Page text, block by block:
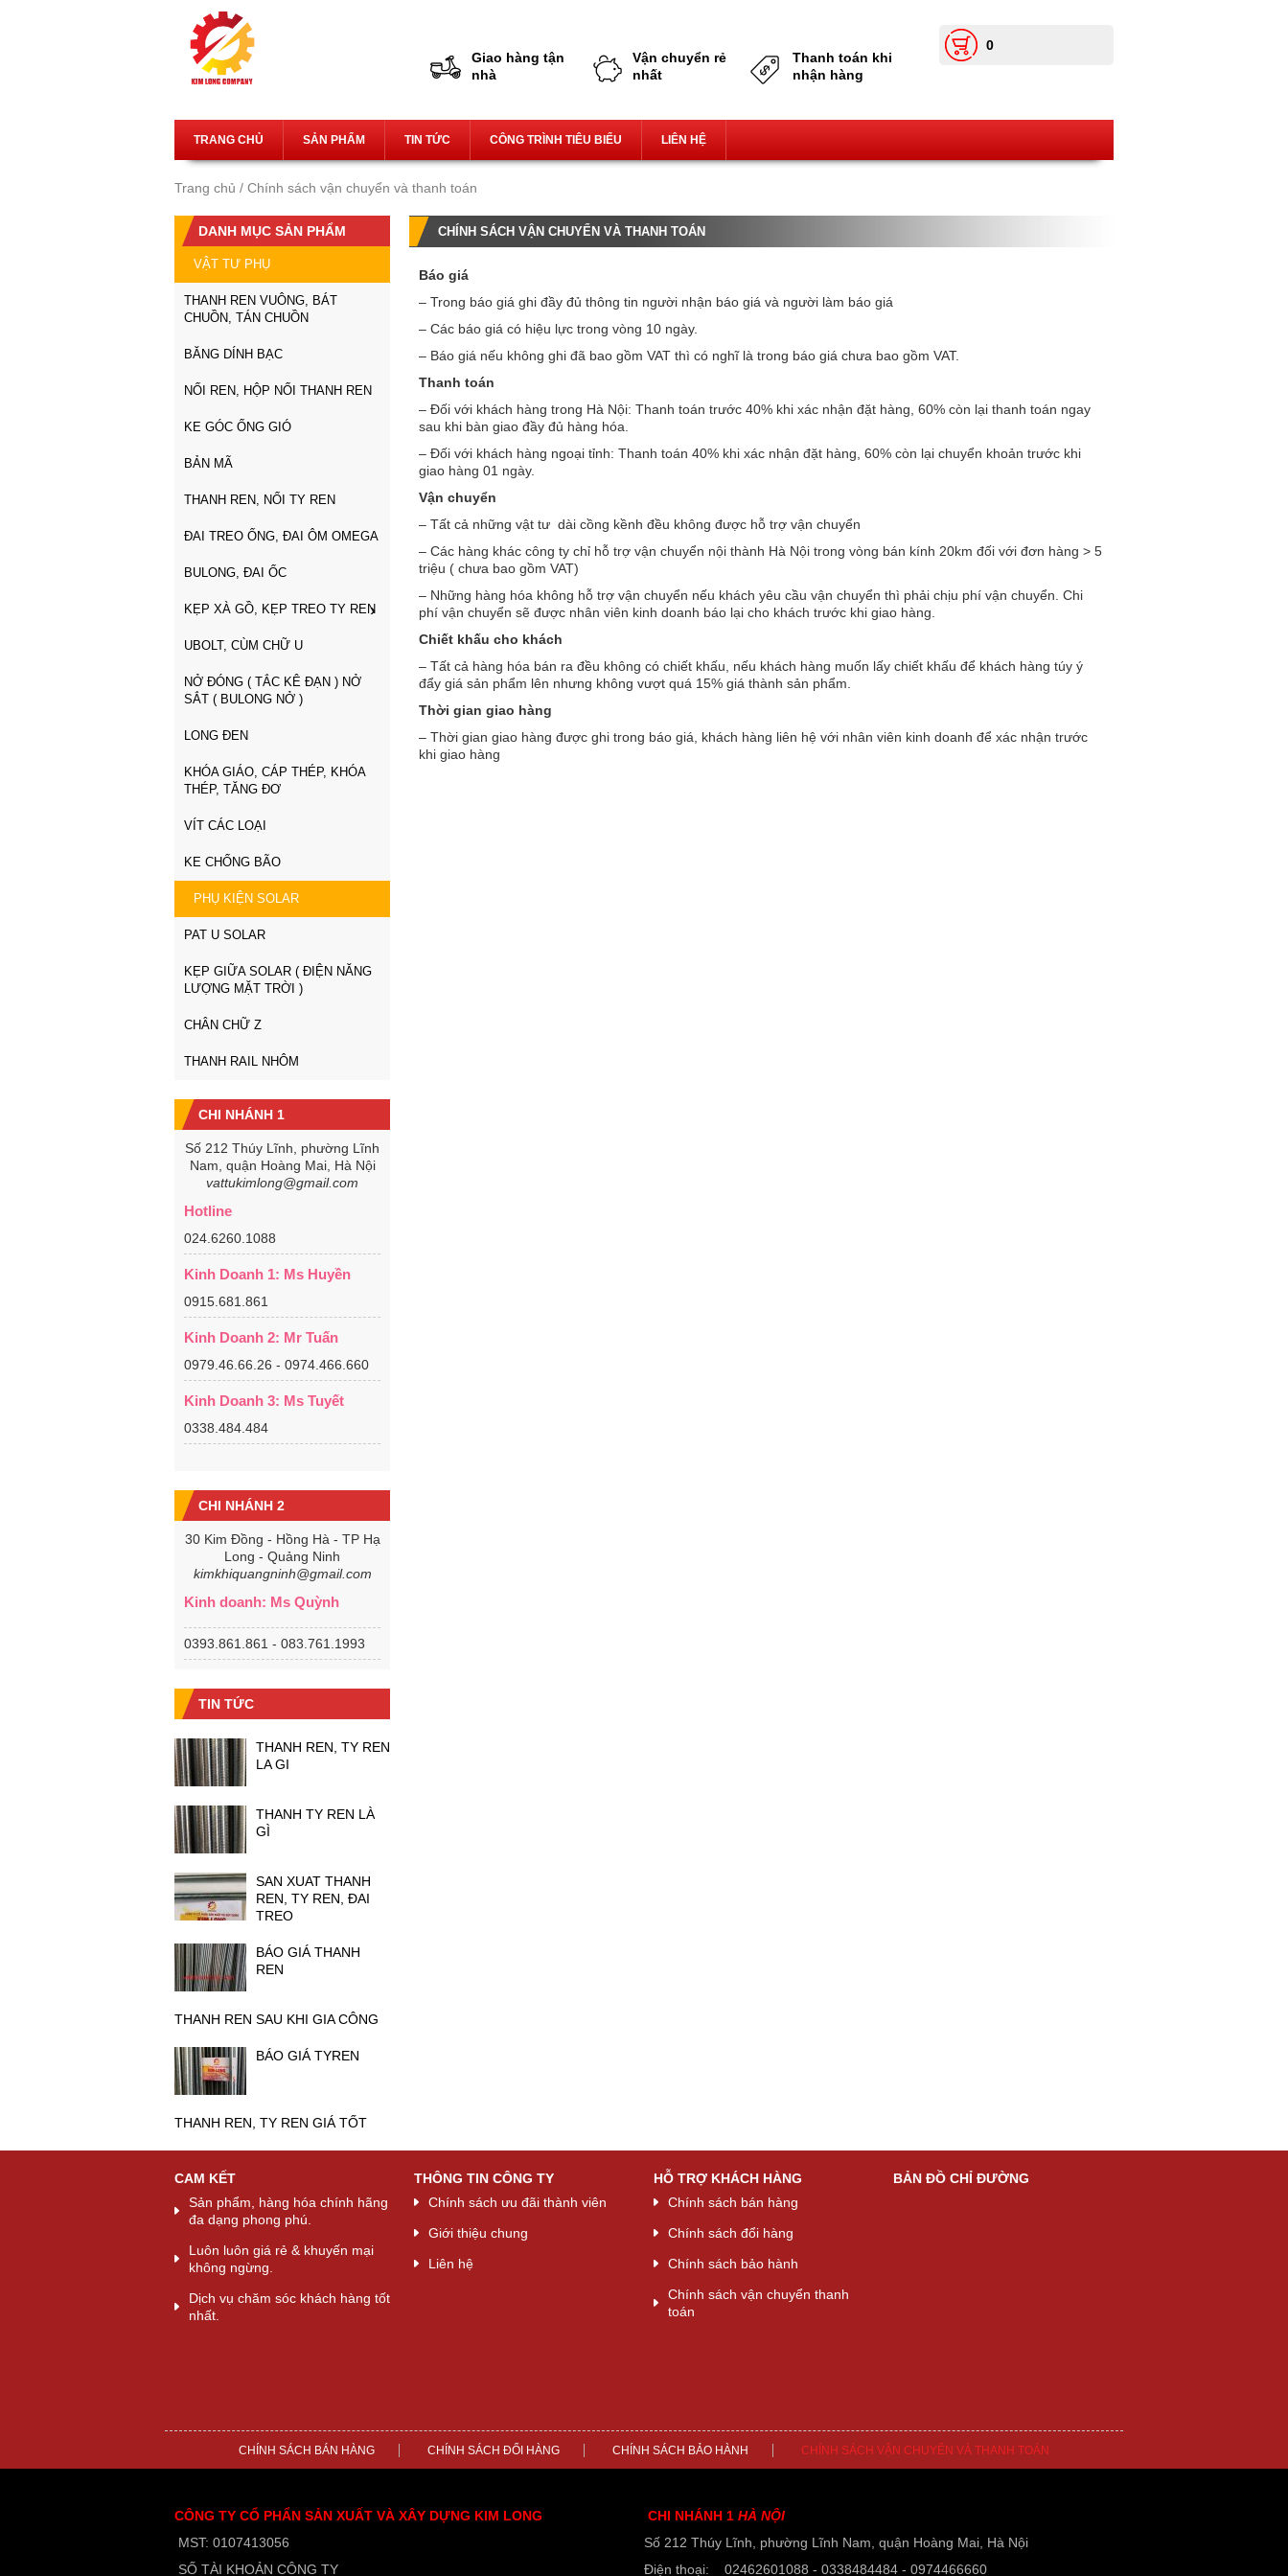
Giao hàng tận
nhà
Vận chuyển rẻ
nhất
Thanh toán khi
nhận hàng
0
TRANG CHỦ SẢN PHẨM TIN TỨC CÔNG TRÌNH TIÊU BIỂU LIÊN HỆ
Trang chủ Chính sách vận chuyển và thanh toán
DANH MỤC SẢN PHẨM
VẬT TƯ PHỤ
THANH REN VUÔNG, BÁT
CHUỒN, TÁN CHUỒN
BĂNG DÍNH BẠC
NỐI REN, HỘP NỐI THANH REN
KE GÓC ỐNG GIÓ
BẢN MÃ
THANH REN, NỐI TY REN
ĐAI TREO ỐNG, ĐAI ÔM OMEGA
BULONG, ĐAI ỐC
KẸP XÀ GỒ, KẸP TREO TY REN
UBOLT, CÙM CHỮ U
NỞ ĐÓNG ( TẮC KÊ ĐẠN ) NỞ
SẮT ( BULONG NỞ )
LONG ĐEN
KHÓA GIÁO, CÁP THÉP, KHÓA
THÉP, TĂNG ĐƠ
VÍT CÁC LOẠI
KE CHỐNG BÃO
PHỤ KIỆN SOLAR
PAT U SOLAR
KẸP GIỮA SOLAR ( ĐIỆN NĂNG
LƯỢNG MẶT TRỜI )
CHÂN CHỮ Z
THANH RAIL NHÔM
CHI NHÁNH 1
Số 212 Thúy Lĩnh, phường Lĩnh
Nam, quận Hoàng Mai, Hà Nội
vattukimlong@gmail.com
Hotline
024.6260.1088
Kinh Doanh 1: Ms Huyền
0915.681.861
Kinh Doanh 2: Mr Tuấn
0979.46.66.26 - 0974.466.660
Kinh Doanh 3: Ms Tuyết
0338.484.484
CHI NHÁNH 2
30 Kim Đồng - Hồng Hà - TP Hạ
Long - Quảng Ninh
kimkhiquangninh@gmail.com
Kinh doanh: Ms Quỳnh
0393.861.861 - 083.761.1993
TIN TỨC
THANH REN, TY REN
LA GI
THANH TY REN LÀ
GÌ
SAN XUAT THANH
REN, TY REN, ĐAI
TREO
BÁO GIÁ THANH
REN
THANH REN SAU KHI GIA CÔNG
BÁO GIÁ TYREN
THANH REN, TY REN GIÁ TỐT
CHÍNH SÁCH VẬN CHUYỂN VÀ THANH TOÁN
Báo giá
– Trong báo giá ghi đầy đủ thông tin người nhận báo giá và người làm báo giá
– Các báo giá có hiệu lực trong vòng 10 ngày.
– Báo giá nếu không ghi đã bao gồm VAT thì có nghĩ là trong báo giá chưa bao gồm VAT.
Thanh toán
– Đối với khách hàng trong Hà Nội: Thanh toán trước 40% khi xác nhận đặt hàng, 60% còn lại thanh toán ngay
sau khi bàn giao đầy đủ hàng hóa.
– Đối với khách hàng ngoại tỉnh: Thanh toán 40% khi xác nhận đặt hàng, 60% còn lại chuyển khoản trước khi
giao hàng 01 ngày.
Vận chuyển
– Tất cả những vật tư dài cồng kềnh đều không được hỗ trợ vận chuyển
– Các hàng khác công ty chỉ hỗ trợ vận chuyển nội thành Hà Nội trong vòng bán kính 20km đối với đơn hàng > 5
triệu ( chưa bao gồm VAT)
– Những hàng hóa không hỗ trợ vận chuyển nếu khách yêu cầu vận chuyển thì phải chịu phí vận chuyển. Chi
phí vận chuyển sẽ được nhân viên kinh doanh báo lại cho khách trước khi giao hàng.
Chiết khấu cho khách
– Tất cả hàng hóa bán ra đều không có chiết khấu, nếu khách hàng muốn lấy chiết khấu để khách hàng túy ý
đẩy giá sản phẩm lên nhưng không vượt quá 15% giá thành sản phẩm.
Thời gian giao hàng
– Thời gian giao hàng được ghi trong báo giá, khách hàng liên hệ với nhân viên kinh doanh để xác nhận trước
khi giao hàng
CAM KẾT
Sản phẩm, hàng hóa chính hãng
đa dạng phong phú.
Luôn luôn giá rẻ & khuyến mại
không ngừng.
Dịch vụ chăm sóc khách hàng tốt
nhất.
THÔNG TIN CÔNG TY
Chính sách ưu đãi thành viên
Giới thiệu chung
Liên hệ
HỖ TRỢ KHÁCH HÀNG
Chính sách bán hàng
Chính sách đổi hàng
Chính sách bảo hành
Chính sách vận chuyển thanh
toán
BẢN ĐỒ CHỈ ĐƯỜNG
CHÍNH SÁCH BÁN HÀNG CHÍNH SÁCH ĐỔI HÀNG CHÍNH SÁCH BẢO HÀNH CHÍNH SÁCH VẬN CHUYỂN VÀ THANH TOÁN
CÔNG TY CỔ PHẨN SẢN XUẤT VÀ XÂY DỰNG KIM LONG
MST: 0107413056
SỐ TÀI KHOẢN CÔNG TY
CHI NHÁNH 1 HÀ NỘI
Số 212 Thúy Lĩnh, phường Lĩnh Nam, quận Hoàng Mai, Hà Nội
Điện thoại: 02462601088 - 0338484484 - 0974466660